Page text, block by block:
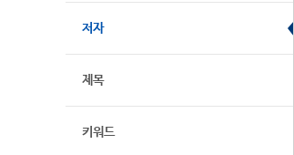
저자
제목
키워드